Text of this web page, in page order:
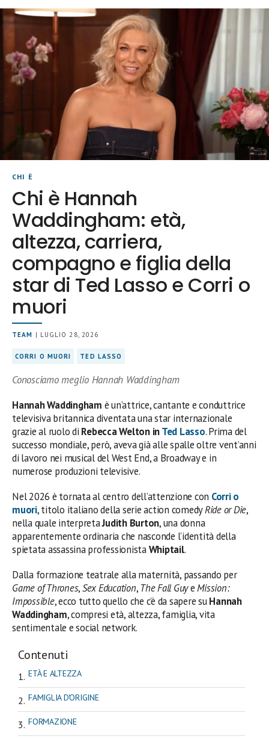
CHI È
Chi è Hannah
Waddingham: età,
altezza, carriera,
compagno e figlia della
star di Ted Lasso e Corri o
muori
TEAM | LUGLIO 28, 2026
CORRI O MUORI TED LASSO
Conosciamo meglio Hannah Waddingham
Hannah Waddingham è un’attrice, cantante e conduttrice
televisiva britannica diventata una star internazionale
grazie al ruolo di Rebecca Welton inTed Lasso. Prima del
successo mondiale, però, aveva già alle spalle oltre vent’anni
di lavoro nei musical del West End, a Broadway e in
numerose produzioni televisive.
Nel 2026 è tornata al centro dell’attenzione con Corri o
muori, titolo italiano della serie action comedyRide or Die,
nella quale interpretaJudith Burton, una donna
apparentemente ordinaria che nasconde l’identità della
spietata assassina professionistaWhiptail.
Dalla formazione teatrale alla maternità, passando per
Game of Thrones,Sex Education, The Fall GuyeMission:
Impossible, ecco tutto quello che c’è da sapere suHannah
Waddingham, compresi età, altezza, famiglia, vita
sentimentale e social network.
Contenuti
ETÀ E ALTEZZA
FAMIGLIA D'ORIGINE
FORMAZIONE